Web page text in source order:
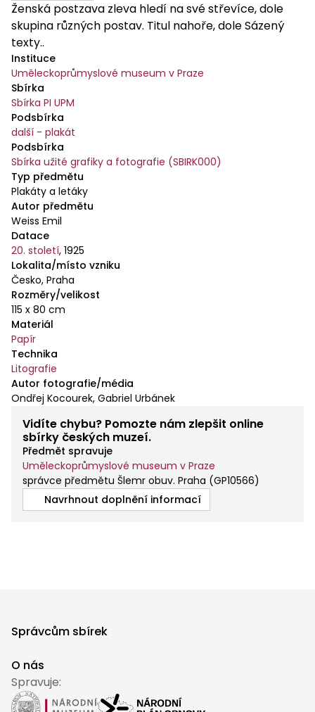
Ženská postzava zleva hledí na své střevíce, dole
skupina různých postav. Titul nahoře, dole Sázený
texty..
Instituce
Uměleckoprůmyslové museum v Praze
Sbírka
Sbírka PI UPM
Podsbírka
další - plakát
Podsbírka
Sbírka užité grafiky a fotografie (SBIRK000)
Typ předmětu
Plakáty a letáky
Autor předmětu
Weiss Emil
Datace
20. století, 1925
Lokalita/místo vzniku
Česko, Praha
Rozměry/velikost
115 x 80 cm
Materiál
Papír
Technika
Litografie
Autor fotografie/média
Ondřej Kocourek, Gabriel Urbánek
Vidíte chybu? Pomozte nám zlepšit online
sbírky českých muzeí.
Předmět spravuje
Uměleckoprůmyslové museum v Praze
správce předmětu Šlemr obuv. Praha (GP10566)
Navrhnout doplnění informací
Správcům sbírek
O nás
Spravuje: